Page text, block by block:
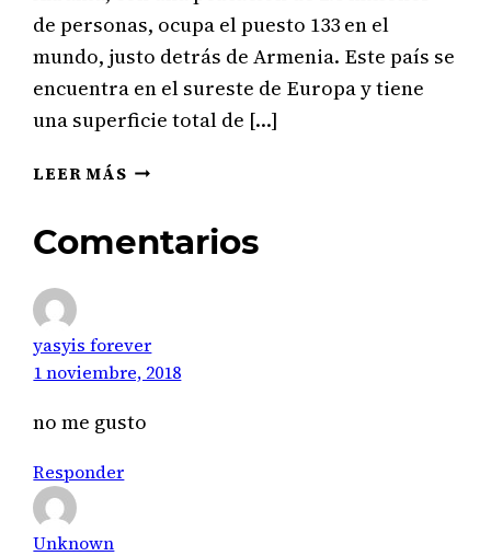
de personas, ocupa el puesto 133 en el
mundo, justo detrás de Armenia. Este país se
encuentra en el sureste de Europa y tiene
una superficie total de […]
LEER MÁS CÓMO
ACTIVIDADES
Comentarios
yasyis forever
1 noviembre, 2018
no me gusto
Responder
Unknown